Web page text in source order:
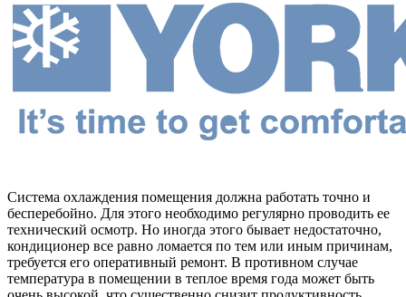
Система охлаждения помещения должна работать точно и
бесперебойно. Для этого необходимо регулярно проводить ее
технический осмотр. Но иногда этого бывает недостаточно,
кондиционер все равно ломается по тем или иным причинам,
требуется его оперативный ремонт. В противном случае
температура в помещении в теплое время года может быть